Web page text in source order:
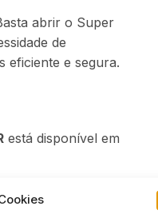
abrir o Super
de
eficiente e segura.
está disponível em
a 11″).
°C.